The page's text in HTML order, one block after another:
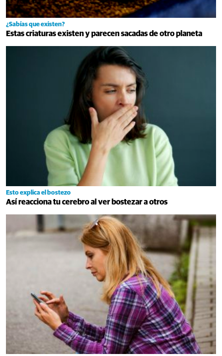
¿Sabías que existen?
Estas criaturas existen y parecen sacadas de otro planeta
Esto explica el bostezo
Así reacciona tu cerebro al ver bostezar a otros